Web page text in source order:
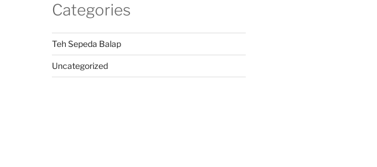
Categories
Teh Sepeda Balap
Uncategorized